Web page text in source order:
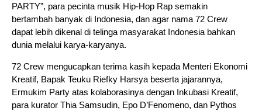
PARTY”, para pecinta musik Hip-Hop Rap semakin
bertambah banyak di Indonesia, dan agar nama 72 Crew
dapat lebih dikenal di telinga masyarakat Indonesia bahkan
dunia melalui karya-karyanya.
72 Crew mengucapkan terima kasih kepada Menteri Ekonomi
Kreatif, Bapak Teuku Riefky Harsya beserta jajarannya,
Ermukim Party atas kolaborasinya dengan Inkubasi Kreatif,
para kurator Thia Samsudin, Epo D’Fenomeno, dan Pythos